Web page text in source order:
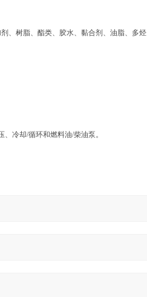
、树脂、酯类、胶水、黏合剂、油脂、多烃
冷却/循环和燃料油/柴油泵。